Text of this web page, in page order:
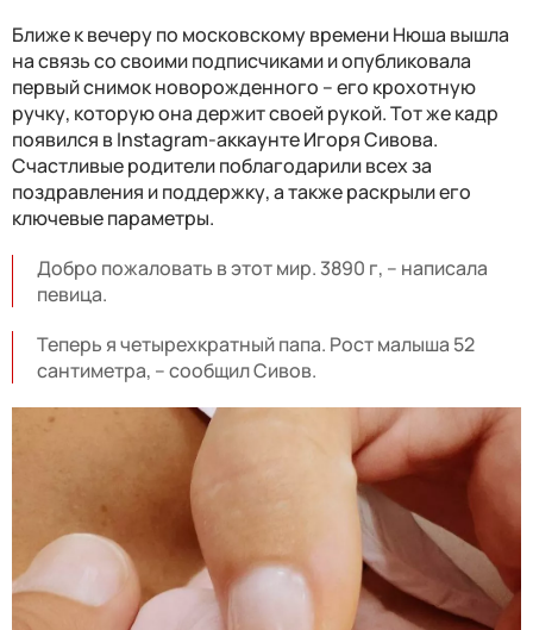
Ближе к вечеру по московскому времени Нюша вышла
на связь со своими подписчиками и опубликовала
первый снимок новорожденного – его крохотную
ручку, которую она держит своей рукой. Тот же кадр
появился в Instagram-аккаунте Игоря Сивова.
Счастливые родители поблагодарили всех за
поздравления и поддержку, а также раскрыли его
ключевые параметры.
Добро пожаловать в этот мир. 3890 г, – написала
певица.
Теперь я четырехкратный папа. Рост малыша 52
сантиметра, – сообщил Сивов.